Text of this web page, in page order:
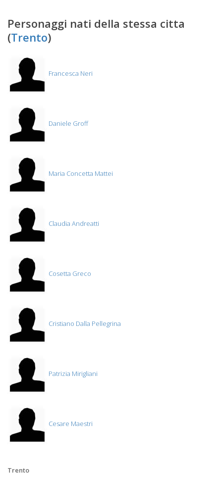
Personaggi nati della stessa citta
(Trento)
Francesca Neri
Daniele Groff
Maria Concetta Mattei
Claudia Andreatti
Cosetta Greco
Cristiano Dalla Pellegrina
Patrizia Mirigliani
Cesare Maestri
Trento